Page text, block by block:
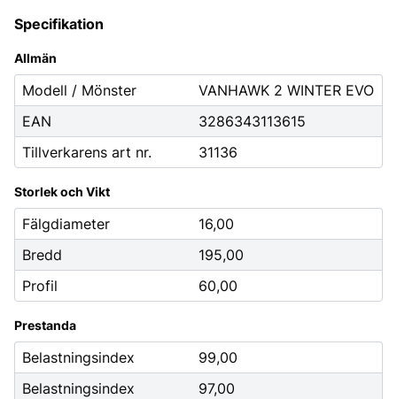
Specifikation
Allmän
Modell / Mönster
VANHAWK 2 WINTER EVO
EAN
3286343113615
Tillverkarens art nr.
31136
Storlek och Vikt
Fälgdiameter
16,00
Bredd
195,00
Profil
60,00
Prestanda
Belastningsindex
99,00
Belastningsindex
97,00